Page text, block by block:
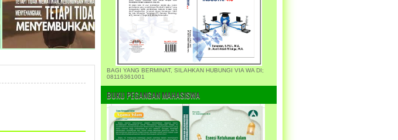
BAGI YANG BERMINAT, SILAHKAN HUBUNGI VIA WA DI;
08116361001
BUKU PEGANGAN MAHASISWA